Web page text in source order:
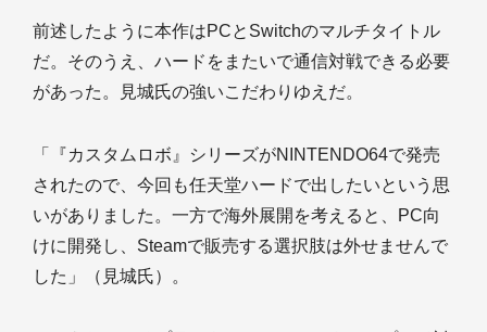
前述したように本作はPCとSwitchのマルチタイトル
だ。そのうえ、ハードをまたいで通信対戦できる必要
があった。見城氏の強いこだわりゆえだ。
「『カスタムロボ』シリーズがNINTENDO64で発売
されたので、今回も任天堂ハードで出したいという思
いがありました。一方で海外展開を考えると、PC向
けに開発し、Steamで販売する選択肢は外せませんで
した」（見城氏）。